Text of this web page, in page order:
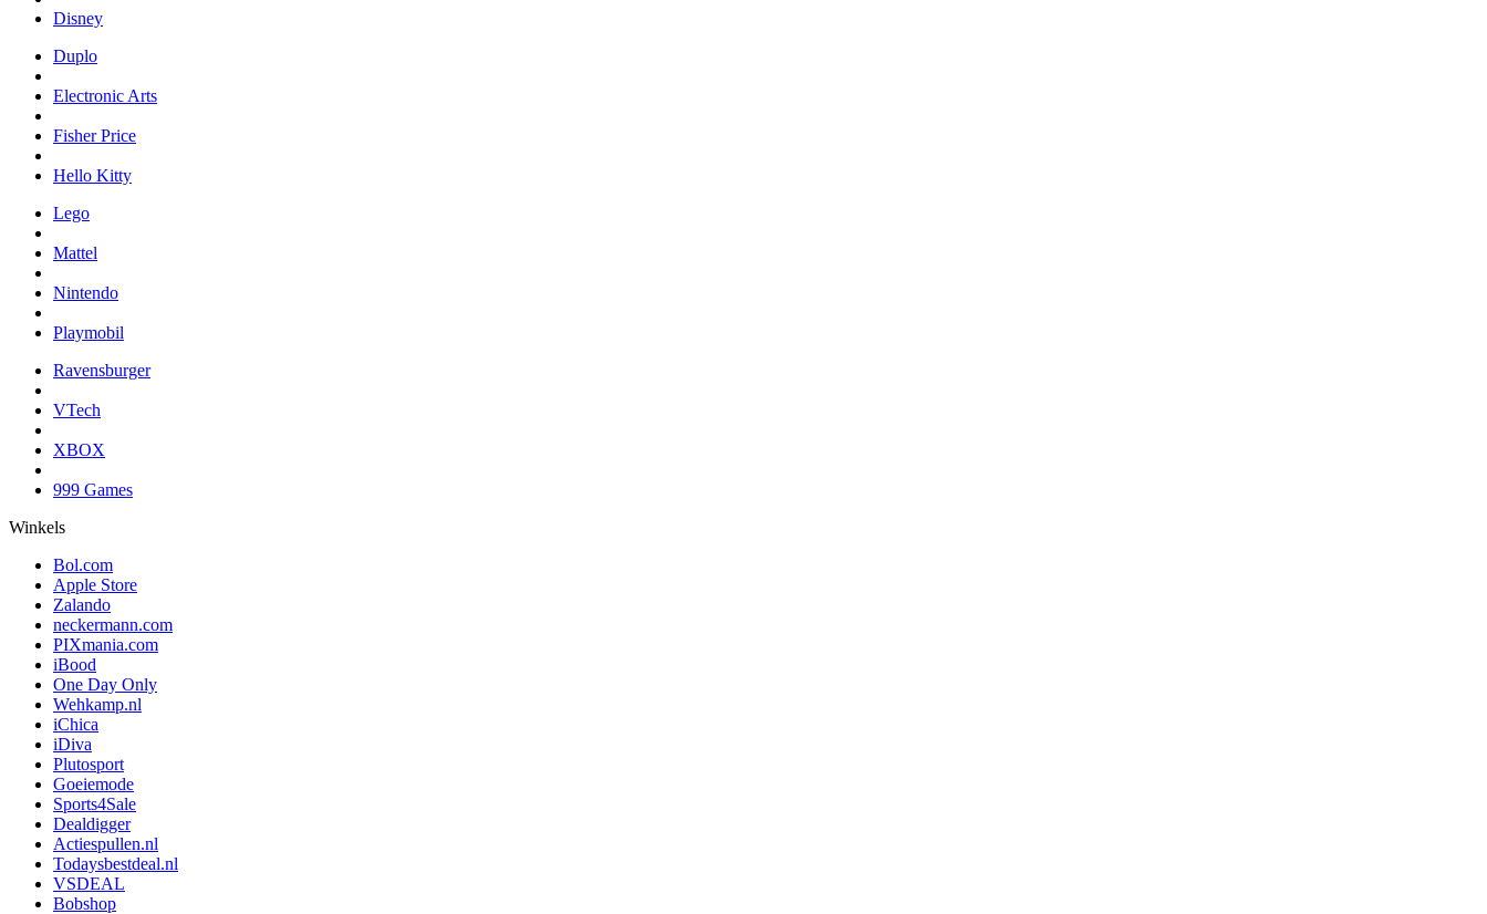
Disney
Duplo
Electronic Arts
Fisher Price
Hello Kitty
Lego
Mattel
Nintendo
Playmobil
Ravensburger
VTech
XBOX
999 Games
Winkels
Bol.com
Apple Store
Zalando
neckermann.com
PIXmania.com
iBood
One Day Only
Wehkamp.nl
iChica
iDiva
Plutosport
Goeiemode
Sports4Sale
Dealdigger
Actiespullen.nl
Todaysbestdeal.nl
VSDEAL
Bobshop